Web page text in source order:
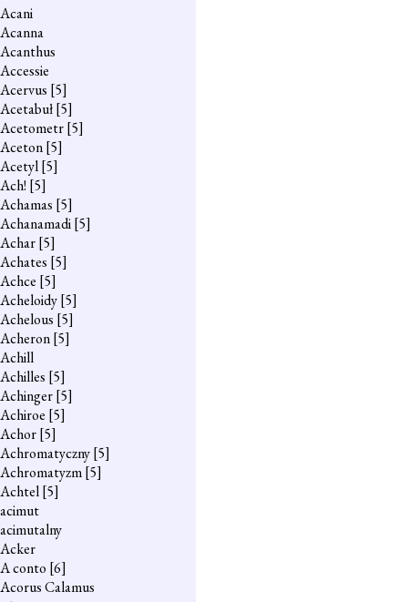
Acani
Acanna
Acanthus
Accessie
Acervus [5]
Acetabuł[5]
Acetometr[5]
Aceton[5]
Acetyl[5]
Ach! [5]
Achamas [5]
Achanamadi[5]
Achar[5]
Achates [5]
Achce [5]
Acheloidy[5]
Achelous [5]
Acheron[5]
Achill
Achilles [5]
Achinger[5]
Achiroe [5]
Achor[5]
Achromatyczny[5]
Achromatyzm[5]
Achtel[5]
acimut
acimutalny
Acker
A conto [6]
Acorus Calamus